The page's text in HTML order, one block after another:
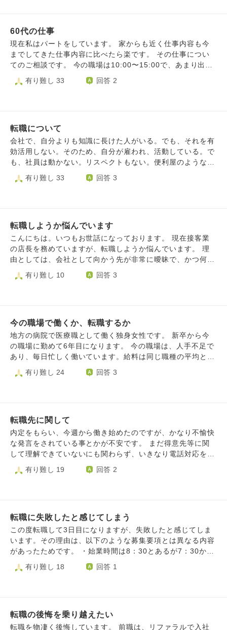
出ているとは思うのですが 現金なもので人間って決まる前
は早く仕事変えたい、収入面や福利厚生を安定させたいと不
安や焦りに駆られ いざ内定でたら先の不安で焦ったり不安
感強くでており 「変えて良いのか？」「まてば良い職場の
このような心境になるのは皆さんもあるのでしょうか？それ
それが原因と実習中のミス、学歴と職歴短さで特例子会社が
不採用になり、結局、転職活動が振り出しに戻りました。
その特例子会社の方に言われた事も治ってないと言われまし
た。 今回で17社目の不採用でした。 その特例子会社で体験
ん。 その時にエージェントも店舗も理解してなくて最終面
〔海外留学が夢ですが英語力0です） お坊さんに質問です。
1.どうしたら立ち直れますか？ 2.やはり転職向いてないん
ですかね？ 〔もういっその事海外でワーホリして働いた方
がいいのかなと考えてしまってます〕 お坊さんのご意見を
歴、職歴はこんな感じです。 専修高校を一回退学し、通信
半年、工場で二週間働きました。
60代の仕事
現在私はパートをしています。 家からも近く仕事内容も今
までしてきた仕事内容に比べたら楽です。 その仕事につい
てのご相談です。 今の職場は10:00〜15:00で、あまり出勤
日数がありません。 月に10日くらい 月によっては出勤が0
日なんてこともあります。 お客様の予約がキャンセルにな
に余裕」があって楽ちんなんて思っていましたがかなり収入
が減ってしまいました。 ダブルワークも考えましたが、 今
の職場はダブルワーク禁止なのでしっかり仕事をするには退
職しなければなりません。 今の職場は75歳まで働けます。
も近く仕事内容も楽だけれど不安定な収入で働いていくか、
この先の働き方に迷っています。 ご助言いただけたらと思
います。
有り難し 33 回答 2
転職について
会社で、自分よりも知識に長けた人がいる。でも、それを有
効活用しない。そのため、自分が雇われ、活動している。で
も、社員は動かない。リスペクトもない。便利屋のような扱
いである。そのような状況を捨てて、自分の能力を一プレー
ヤーとして、活用し、やりがいを持って仕事をしたい。そう
有り難し 33 回答 3
転職しようか悩んでいます
こんにちは。いつもお世話になっております。 現在接客業
の店長を務めていますが、転職しようか悩んでいます。 理
由としては、会社として向かう先が非常に曖昧で、かつ何の
解決策も協力も得られず基盤も全く無いにも関わらず、ひた
すらに業績をあげることだけ現場に指示され続けることが非
ています。 他にも今時一般的な会社では聞いたことも無い
ような決まりがありますが、特定できてしまいそうなため割
愛します。この決まりも続ける理由が分からず、辟易してい
ます。 悩んでいる理由としては、一度転職した会社が現在
のではないかという不安があります。できれば接客業であり
ことができました。 自分が知らない職種や企業がごまんと
あることは承知していますが、今ここで転職するのは得策な
のでしょうか。 私はまだストレスや不安で心身に影響が出
ているわけではないため、踏ん張るべきなのでしょうか。
力ございましたら、よろしくお願いいたします。
有り難し 10 回答 3
今の職場で働くか、転職するか
地方の病院で医療職として働く独身女性です。 新卒から今
の職場に勤めて6年目になります。 今の職場は、人手不足で
あり、毎日忙しく働いています。給料は同じ職種の平均と比
べると低いです。 現時点では機械化があまり進んでおら
ず、事務的・作業的な仕事や雑用が多く、専門性を活かしき
すが、人間関係は我慢できる範囲ではあり、気のおける同僚
もいます。 病院は古く、これまでも延期されていますが、
数年後に新築移転する予定です。その際には業務の機械化も
ある程度は進むかもしれないと言われています。 上司は仕
が取りやすく、そのおかげで休日にリフレッシュできている
があり人間関係をリセットできる点が魅力でした。ただ、業
務時間が長くなりそうで体力的に大変になること、今よりも
仕事に求められるレベルが高いことに不安を強く感じます。
さらに、最近父の持病が悪化し、離れて暮らすことに不安を
ける場所があるだけでもありがたいと思わないといけないと
就職先も考えましたが、今の仕事内容に大きな不満がないた
め、あまり考えていません。 結婚の予定はありません。 転
有り難し 24 回答 3
転職先に関して
内定をもらい、今週から働き始めたのですが、かなり不愉快
な発言をされている事とかが不安です。 まだ得意先等に関
して理解できていないにも関わらず、いきなり電話対応を任
され、 電話対応が悪いと言われました。 （今まで他の会社
では社内の電話対応しかなく、いきなり得意先とかの電話を
み台にしたら他の会社でも活躍できる」と普通常識的に新人
にそういう発言はしないと思うような事を言われてかなり不
愉快です。 また通勤や最寄り駅に関しても事前に話してい
るのに同じ部署の方に「今は若いから大丈夫かもしれない
われました。 新人なので、毎日早めに出社していますが、
普通なんでしょうか。
有り難し 19 回答 2
転職に失敗したと感じてしまう
この度転職して3日目になりますが、失敗したと感じてしま
います。その理由は、以下のような募集要項とは異なる内容
があったためです。 ・始業時間は8：30とあるが7：30から
掃除がある。（勤務時間にはならない） ・募集要項の年間
休日よりも少ない休日数を提示された。（ここは指摘して休
たと感じているため、強いストレスから気が重くなり夜も眠
れません。 辞めれば良いのかもしれませんが、社長とは家
有り難し 18 回答 1
転職の後悔を乗り越えたい
転職を物凄く後悔しています。 前職は、リファラルで入社